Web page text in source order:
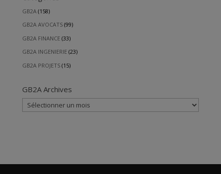
GB2A(158)
GB2A AVOCATS(99)
GB2A FINANCE(33)
GB2A INGENIERIE(23)
GB2A PROJETS(15)
GB2A Archives
GB2A
Archives